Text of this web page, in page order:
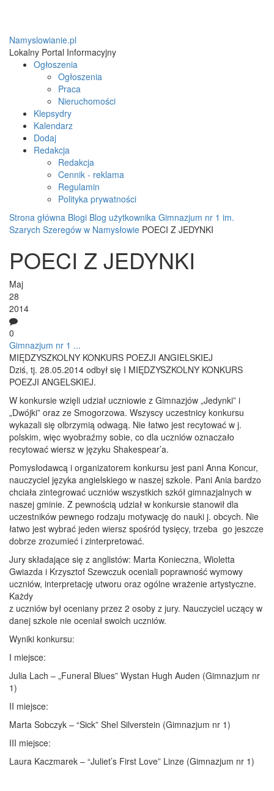
Namyslowianie.pl
Lokalny Portal Informacyjny
Ogłoszenia
Ogłoszenia
Praca
Nieruchomości
Klepsydry
Kalendarz
Dodaj
Redakcja
Redakcja
Cennik - reklama
Regulamin
Polityka prywatności
Strona główna Blogi Blog użytkownika Gimnazjum nr 1 im.
Szarych Szeregów w Namysłowie POECI Z JEDYNKI
POECI Z JEDYNKI
Maj
28
2014
0
Gimnazjum nr 1 ...
MIĘDZYSZKOLNY KONKURS POEZJI ANGIELSKIEJ
Dziś, tj. 28.05.2014 odbył się I MIĘDZYSZKOLNY KONKURS
POEZJI ANGELSKIEJ.
W konkursie wzięli udział uczniowie z Gimnazjów „Jedynki” i
„Dwójki” oraz ze Smogorzowa. Wszyscy uczestnicy konkursu
wykazali się olbrzymią odwagą. Nie łatwo jest recytować w j.
polskim, więc wyobraźmy sobie, co dla uczniów oznaczało
recytować wiersz w języku Shakespear’a.
Pomysłodawcą i organizatorem konkursu jest pani Anna Koncur,
nauczyciel języka angielskiego w naszej szkole. Pani Ania bardzo
chciała zintegrować uczniów wszystkich szkół gimnazjalnych w
naszej gminie. Z pewnością udział w konkursie stanowił dla
uczestników pewnego rodzaju motywację do nauki j. obcych. Nie
łatwo jest wybrać jeden wiersz spośród tysięcy, trzeba go jeszcze
dobrze zrozumieć i zinterpretować.
Jury składające się z anglistów: Marta Konieczna, Wioletta
Gwiazda i Krzysztof Szewczuk oceniali poprawność wymowy
uczniów, interpretację utworu oraz ogólne wrażenie artystyczne.
Każdy
z uczniów był oceniany przez 2 osoby z jury. Nauczyciel uczący w
danej szkole nie oceniał swoich uczniów.
Wyniki konkursu:
I miejsce:
Julia Lach – „Funeral Blues” Wystan Hugh Auden (Gimnazjum nr
1)
II miejsce:
Marta Sobczyk – “Sick” Shel Silverstein (Gimnazjum nr 1)
III miejsce:
Laura Kaczmarek – “Juliet’s First Love” Linze (Gimnazjum nr 1)